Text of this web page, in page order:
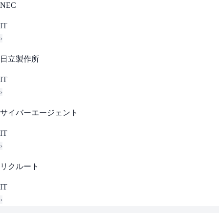
NEC
IT
›
日立製作所
IT
›
サイバーエージェント
IT
›
リクルート
IT
›